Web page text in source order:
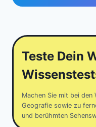
Teste Dein
Machen Sie mit bei
Geografie sowie zu
und berühmten